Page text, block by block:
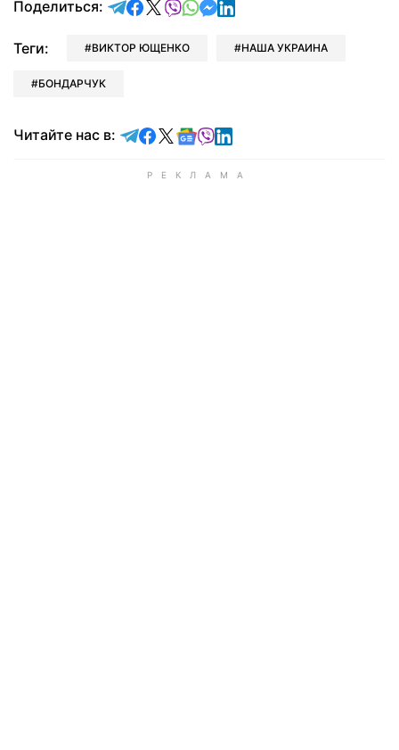
Поделиться: отправить в Telegram
поделиться в Facebook
поделиться в X
отправить в Viber
отправить в Whatsapp
отправить в Messenger
Теги: ВИКТОР ЮЩЕНКО НАША УКРАИНА
БОНДАРЧУК
Читайте нас в: Читайте в Telegram
Читайте в Facebook
Читайте в X
Читайте в Google news
Читайте в Viber
Читайте в LinkedIn